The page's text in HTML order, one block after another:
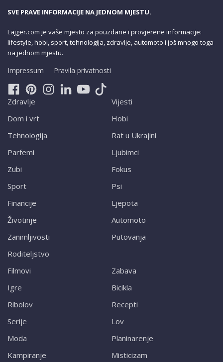
SVE PRAVE INFORMACIJE NA JEDNOM MJESTU.
Lajger.com je vaše mjesto za pouzdane i provjerene informacije:
lifestyle, hobi, sport, tehnologija, zdravlje, automoto i još mnogo toga
na jednom mjestu.
Impressum Pravila privatnosti
Zdravlje
Dom i vrt
Tehnologija
Parfemi
Zubi
Sport
Financije
Životinje
Zanimljivosti
Roditeljstvo
Vijesti
Hobi
Rat u Ukrajini
Ljubimci
Fokus
Psi
Ljepota
Automoto
Putovanja
Filmovi
Igre
Ribolov
Serije
Moda
Kampiranje
Zabava
Bicikla
Recepti
Lov
Planinarenje
Misticizam